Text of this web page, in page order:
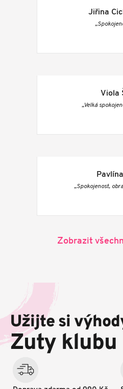
Jiřina
Viola
„Velká
„Spokojenost,
Zobrazit
a
í
Užijte si
Zuty klubu